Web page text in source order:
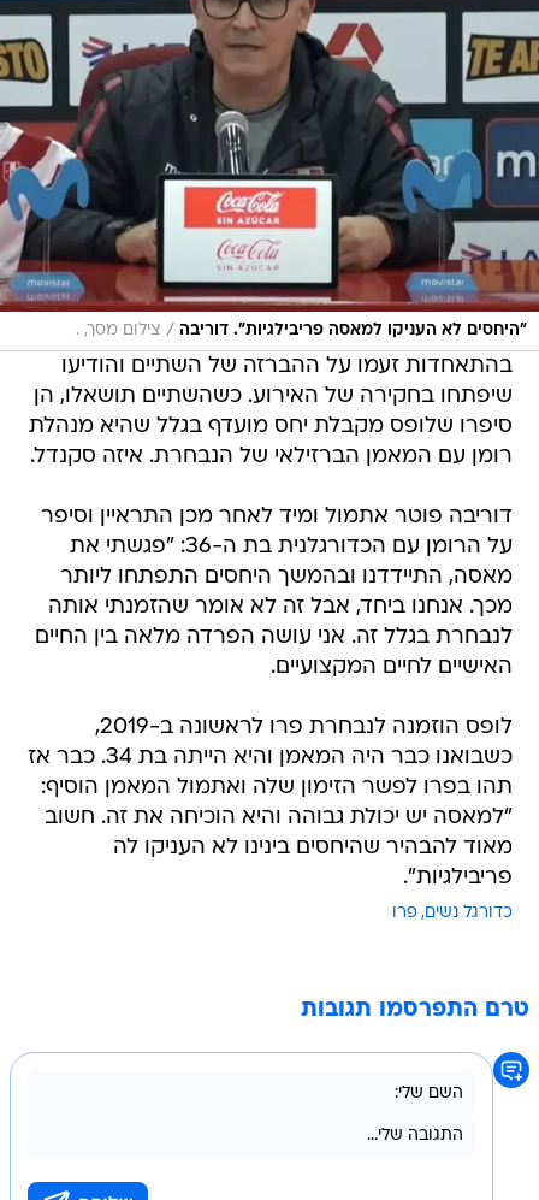
"היחסים לא העניקו למאסה פריבילגיות". דוריבה / צילום מסך, .
בהתאחדות זעמו על ההברזה של השתיים והודיעו
שיפתחו בחקירה של האירוע. כשהשתיים תושאלו, הן
סיפרו שלופס מקבלת יחס מועדף בגלל שהיא מנהלת
רומן עם המאמן הברזילאי של הנבחרת. איזה סקנדל.
דוריבה פוטר אתמול ומיד לאחר מכן התראיין וסיפר
על הרומן עם הכדורגלנית בת ה-36: "פגשתי את
מאסה, התיידדנו ובהמשך היחסים התפתחו ליותר
מכך. אנחנו ביחד, אבל זה לא אומר שהזמנתי אותה
לנבחרת בגלל זה. אני עושה הפרדה מלאה בין החיים
האישיים לחיים המקצועיים.
לופס הוזמנה לנבחרת פרו לראשונה ב-2019,
כשבואנו כבר היה המאמן והיא הייתה בת 34. כבר אז
תהו בפרו לפשר הזימון שלה ואתמול המאמן הוסיף:
"למאסה יש יכולת גבוהה והיא הוכיחה את זה. חשוב
מאוד להבהיר שהיחסים בינינו לא העניקו לה
פריבילגיות".
כדורגל נשים פרו
טרם התפרסמו תגובות